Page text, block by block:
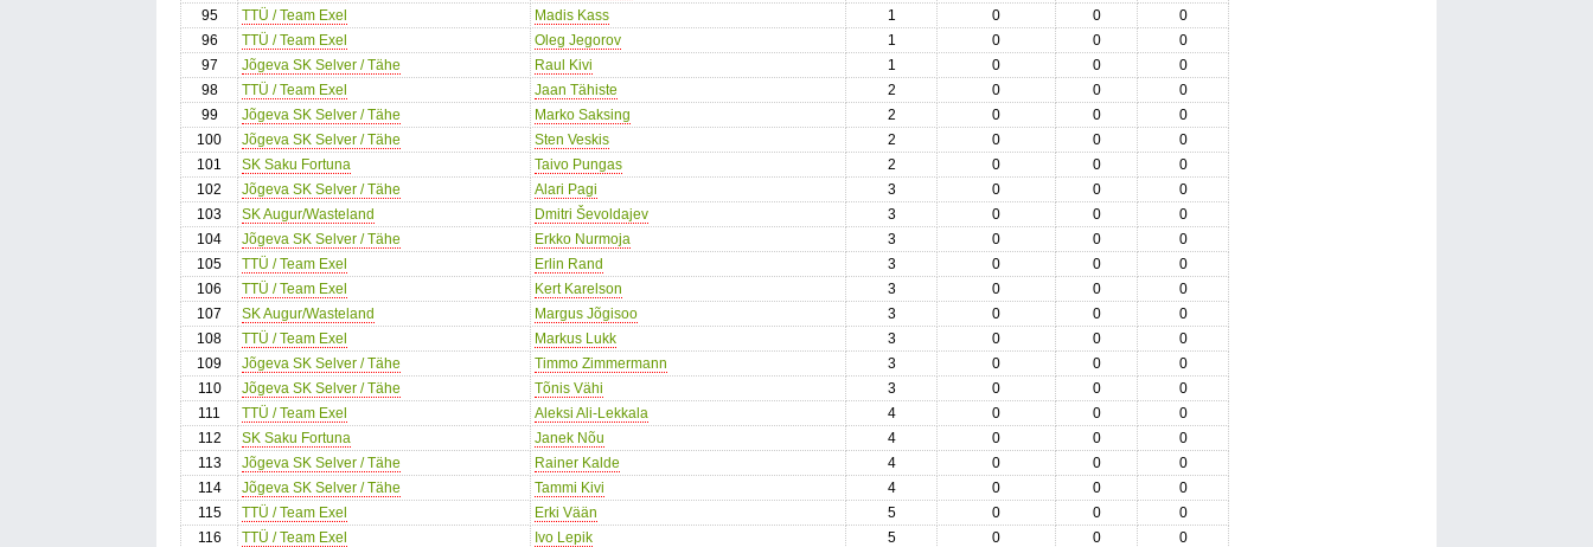
95
TTÜ / Team Exel Madis Kass 1 0 0
0
96
TTÜ / Team Exel Oleg Jegorov 1 0 0
0
97
Jõgeva SK Selver / Tähe Raul Kivi 1 0 0
0
98
TTÜ / Team Exel Jaan Tähiste 2 0 0
0
99
Jõgeva SK Selver / Tähe Marko Saksing 2 0 0
0
100
Jõgeva SK Selver / Tähe Sten Veskis 2 0 0
0
101
SK Saku Fortuna Taivo Pungas 2 0 0
0
102
Jõgeva SK Selver / Tähe Alari Pagi 3 0 0
0
103
SK Augur/Wasteland Dmitri Ševoldajev 3 0 0
0
104
Jõgeva SK Selver / Tähe Erkko Nurmoja 3 0 0
0
105
TTÜ / Team Exel Erlin Rand 3 0 0
0
106
TTÜ / Team Exel Kert Karelson 3 0 0
0
107
SK Augur/Wasteland Margus Jõgisoo 3 0 0
0
108
TTÜ / Team Exel Markus Lukk 3 0 0
0
109
Jõgeva SK Selver / Tähe Timmo Zimmermann 3 0 0
0
110
Jõgeva SK Selver / Tähe Tõnis Vähi 3 0 0
0
111
TTÜ / Team Exel Aleksi Ali-Lekkala 4 0 0
0
112
SK Saku Fortuna Janek Nõu 4 0 0
0
113
Jõgeva SK Selver / Tähe Rainer Kalde 4 0 0
0
114
Jõgeva SK Selver / Tähe Tammi Kivi 4 0 0
0
115
TTÜ / Team Exel Erki Vään 5 0 0
0
116
TTÜ / Team Exel Ivo Lepik 5 0 0
0